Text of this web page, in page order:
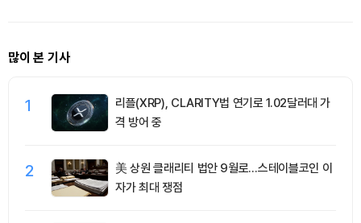
많이 본 기사
1
리플(XRP), CLARITY법 연기로 1.02달러대 가
격 방어 중
2
美 상원 클래리티 법안 9월로…스테이블코인 이
자가 최대 쟁점